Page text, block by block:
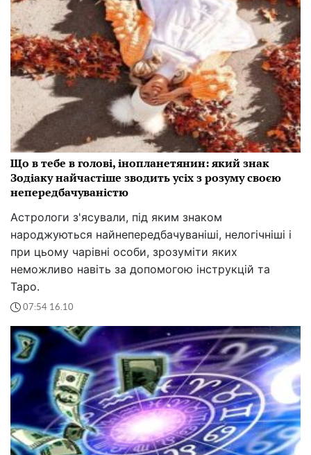
Що в тебе в голові, інопланетянин: який знак
Зодіаку найчастіше зводить усіх з розуму своєю
непередбачуваністю
Астрологи з'ясували, під яким знаком
народжуються найнепередбачуваніші, нелогічніші і
при цьому чарівні особи, зрозуміти яких
неможливо навіть за допомогою інструкцій та
Таро.
07:54 16.10